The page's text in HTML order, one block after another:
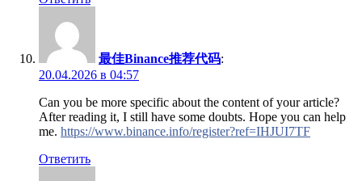
最佳Binance推荐代码:
20.04.2026 в 04:57
Can you be more specific about the content of your article?
After reading it, I still have some doubts. Hope you can help
me. https://www.binance.info/register?ref=IHJUI7TF
Ответить